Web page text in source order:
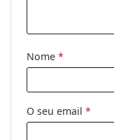
Nome *
O seu email *